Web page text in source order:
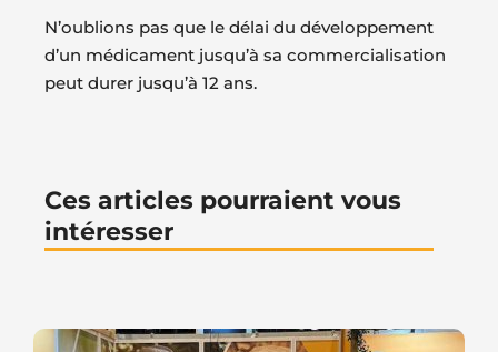
N’oublions pas que le délai du développement
d’un médicament jusqu’à sa commercialisation
peut durer jusqu’à 12 ans.
Ces articles pourraient vous
intéresser